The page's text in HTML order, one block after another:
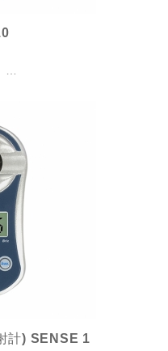
可用。
。
計) SENSE 1